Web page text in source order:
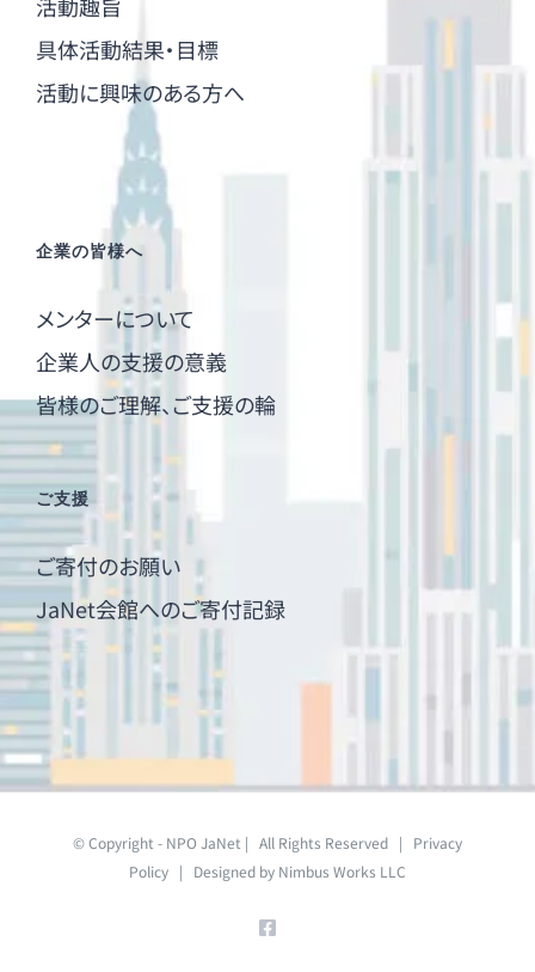
活動趣旨
具体活動結果・目標
活動に興味のある方へ
企業の皆様へ
メンターについて
企業人の支援の意義
皆様のご理解、ご支援の輪
ご支援
ご寄付のお願い
JaNet会館へのご寄付記録
© Copyright - NPO JaNet | All Rights Reserved | Privacy
Policy | Designed by Nimbus Works LLC
Facebook